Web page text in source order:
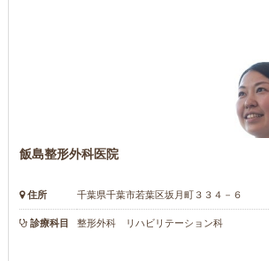
飯島整形外科医院
住所 千葉県千葉市若葉区坂月町３３４－６
診療科目 整形外科 リハビリテーション科